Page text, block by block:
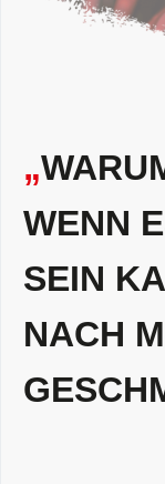
„
WENN
SEIN
NACH